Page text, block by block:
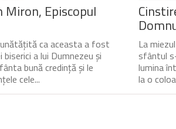
Episcopul
ca aceasta a fost
a lui Dumnezeu și
bună credință și le
cele...
La
sfântul
lumina
la o